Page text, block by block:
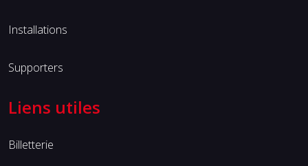
Installations
Supporters
Liens utiles
Billetterie